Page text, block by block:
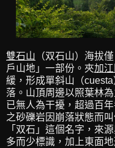
雙石山 （双石山）海拔
戶山地」一部份。夾加江
緩，形成單斜山（
落。山頂周邊以照葉林
已無人為干擾，超過百
之砂礫岩因崩落狀態而
「双石」這個名字，來
多而少標識，加上東面